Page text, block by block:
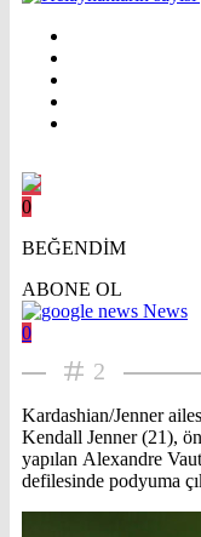
0
BEĞENDİM
ABONE OL
News
0
2
Kardashian/Jenner
Kendall Jenner (21),
yapılan Alexandre
defilesinde podyuma